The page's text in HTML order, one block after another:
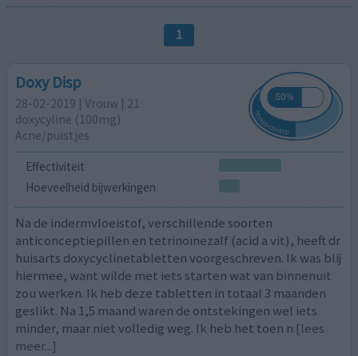
1
Doxy Disp
28-02-2019 | Vrouw | 21
doxycyline (100mg)
Acne/puistjes
Effectiviteit
Hoeveelheid bijwerkingen
Na de indermvloeistof, verschillende soorten
anticonceptiepillen en tetrinoïnezalf (acid a vit), heeft dr
huisarts doxycyclinetabletten voorgeschreven. Ik was blij
hiermee, want wilde met iets starten wat van binnenuit
zou werken. Ik heb deze tabletten in totaal 3 maanden
geslikt. Na 1,5 maand waren de ontstekingen wel iets
minder, maar niet volledig weg. Ik heb het toen n [lees
meer...]